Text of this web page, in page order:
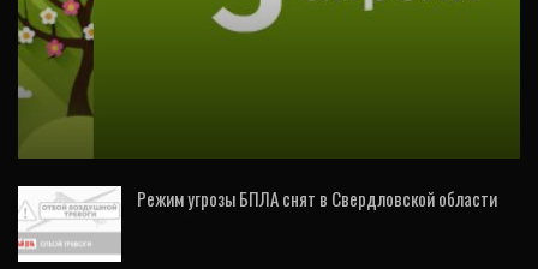
Режим угрозы БПЛА снят в Свердловской области